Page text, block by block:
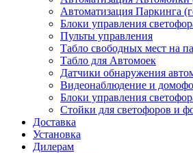
Автоматизация Паркинга
Блоки управления
Пульты управления
Табло свободных мест на
Табло для Автомоек
Датчики обнаружения
Видеонаблюдение и
Блоки управления
Стойки для светофоров и
Доставка
Установка
Дилерам